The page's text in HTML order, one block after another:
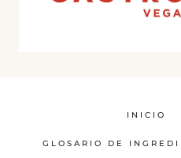
INICIO
GLOSARIO DE